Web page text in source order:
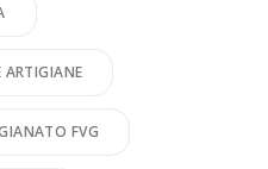
ARTIGIANE
FVG